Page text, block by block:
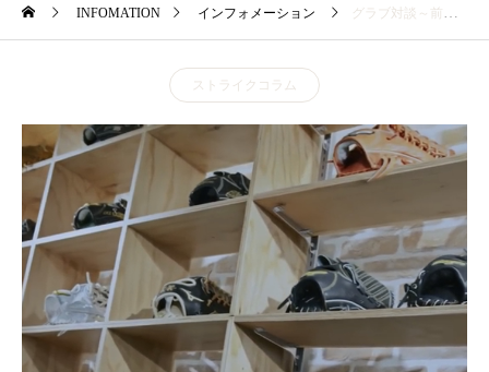
INFOMATION インフォメーション グラブ対談～前編～ベースボールストライクコラム
ストライクコラム